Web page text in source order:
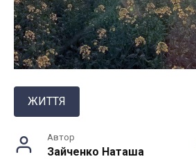
ЖИТТЯ
Автор
Зайченко Наташа